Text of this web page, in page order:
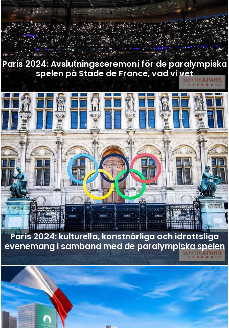
Paris 2024: Avslutningsceremoni för de paralympiska
spelen på Stade de France, vad vi vet
Paris 2024: kulturella, konstnärliga och idrottsliga
evenemang i samband med de paralympiska spelen